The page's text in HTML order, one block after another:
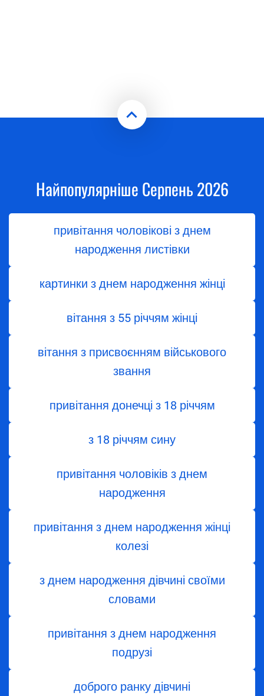
Найпопулярніше Серпень 2026
привітання чоловікові з днем
народження листівки
картинки з днем народження жінці
вітання з 55 річчям жінці
вітання з присвоєнням військового
звання
привітання донечці з 18 річчям
з 18 річчям сину
привітання чоловіків з днем
народження
привітання з днем народження жінці
колезі
з днем ​​народження дівчині своїми
словами
привітання з днем народження
подрузі
доброго ранку дівчині